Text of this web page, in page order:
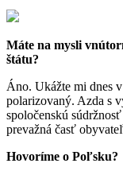
Máte na mysli
štátu?
Áno. Ukážte mi dnes
polarizovaný. Azda s
spoločenskú
prevažná časť
Hovoríme o Poľsku?